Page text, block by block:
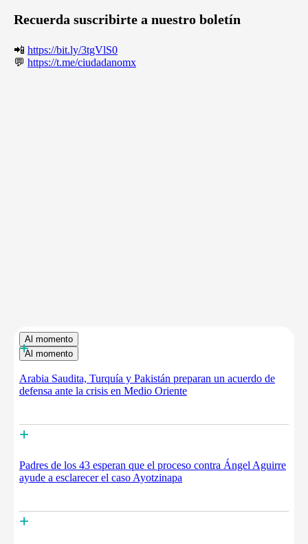
Recuerda suscribirte a nuestro boletín
📲 https://bit.ly/3tgVlS0
💬 https://t.me/ciudadanomx
Al momento
Al momento
+
Arabia Saudita, Turquía y Pakistán preparan un acuerdo de
defensa ante la crisis en Medio Oriente
+
Padres de los 43 esperan que el proceso contra Ángel Aguirre
ayude a esclarecer el caso Ayotzinapa
+